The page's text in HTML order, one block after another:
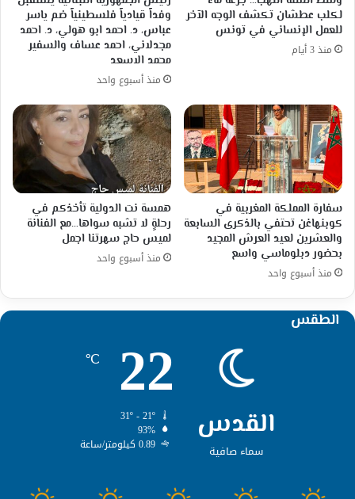
لكلب عطشان تكشف الوجه الآخر
للعمل الإنساني في تونس
منذ 3 أيام
وفداً قيادياً فلسطينياً ضم ياسر
عباس، د. احمد ابو هولي، د. احمد
مجدلاني، احمد عساف والسفير
محمد الاسعد
منذ أسبوع واحد
سفارة المملكة المغربية في
كوبنهاغن تحتفي بالذكرى السابعة
والعشرين لعيد العرش المجيد
بحضور دبلوماسي واسع
منذ أسبوع واحد
همسة نت الدولية تأخذكم في
رحلةٍ لا تشبه سواها…مع الفنانة
لميس حاج سهرتنا اجمل
منذ أسبوع واحد
الطقس
القدس
سماء صافية
22
℃
93%
0.89 كيلومتر/ساعة